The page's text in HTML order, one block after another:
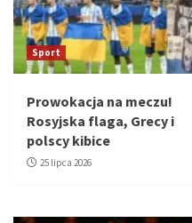
Sport
Prowokacja na meczu!
Rosyjska flaga, Grecy i
polscy kibice
25 lipca 2026